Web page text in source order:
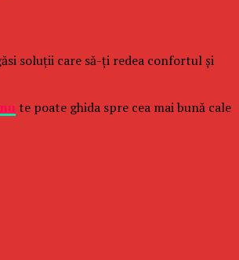
soluții care să-ți redea confortul și
te poate ghida spre cea mai bună cale